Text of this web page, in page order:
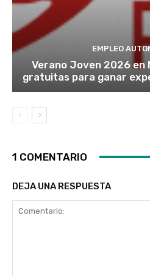
EMPLEO
Verano Joven 2026 en
gratuitas para ganar
1 COMENTARIO
DEJA UNA RESPUESTA